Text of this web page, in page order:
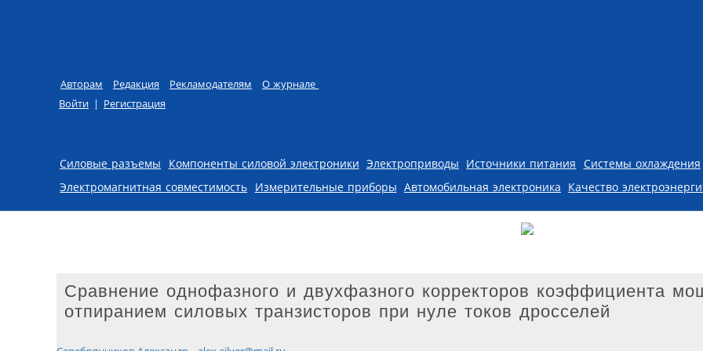
Авторам Редакция Рекламодателям
О журнале
Войти | Регистрация
Skip to content
Силовые разъемы Компоненты силовой электроники Электроприводы Источники питания Системы охлаждения
Электромагнитная совместимость Измерительные приборы Автомобильная электроника Качество
Сравнение однофазного и двухфазного корректоров коэффициента
отпиранием силовых транзисторов при нуле токов дросселей